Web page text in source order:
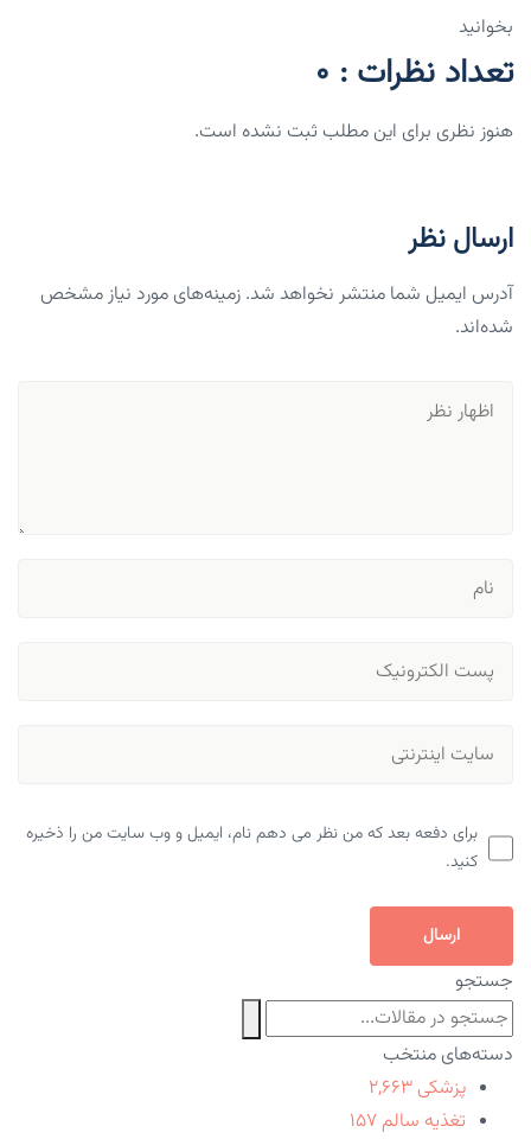
بخوانید
تعداد نظرات : 0
هنوز نظری برای این مطلب ثبت نشده است.
ارسال نظر
آدرس ایمیل شما منتشر نخواهد شد. زمینه‌های مورد نیاز مشخص
شده‌اند.
برای دفعه بعد که من نظر می دهم نام، ایمیل و وب سایت من را ذخیره
کنید.
ارسال
جستجو
دسته‌های منتخب
پزشکی ۲,۶۶۳
تغذیه سالم ۱۵۷